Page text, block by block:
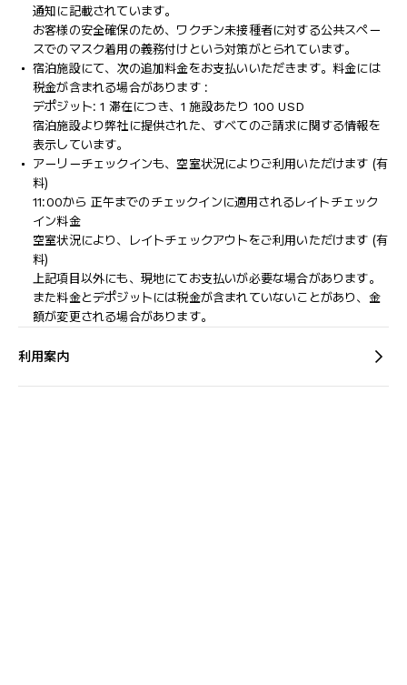
通知に記載されています。
お客様の安全確保のため、ワクチン未接種者に対する公共スペー
スでのマスク着用の義務付けという対策がとられています。
宿泊施設にて、次の追加料金をお支払いいただきます。料金には
税金が含まれる場合があります :
デポジット: 1 滞在につき、1 施設あたり 100 USD
宿泊施設より弊社に提供された、すべてのご請求に関する情報を
表示しています。
アーリーチェックインも、空室状況によりご利用いただけます (有
料)
11:00から 正午までのチェックインに適用されるレイトチェック
イン料金
空室状況により、レイトチェックアウトをご利用いただけます (有
料)
上記項目以外にも、現地にてお支払いが必要な場合があります。
また料金とデポジットには税金が含まれていないことがあり、金
額が変更される場合があります。
利用案内